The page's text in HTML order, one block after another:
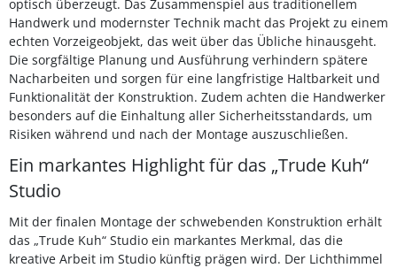
optisch überzeugt. Das Zusammenspiel aus traditionellem
Handwerk und modernster Technik macht das Projekt zu einem
echten Vorzeigeobjekt, das weit über das Übliche hinausgeht.
Die sorgfältige Planung und Ausführung verhindern spätere
Nacharbeiten und sorgen für eine langfristige Haltbarkeit und
Funktionalität der Konstruktion. Zudem achten die Handwerker
besonders auf die Einhaltung aller Sicherheitsstandards, um
Risiken während und nach der Montage auszuschließen.
Ein markantes Highlight für das „Trude Kuh“
Studio
Mit der finalen Montage der schwebenden Konstruktion erhält
das „Trude Kuh“ Studio ein markantes Merkmal, das die
kreative Arbeit im Studio künftig prägen wird. Der Lichthimmel